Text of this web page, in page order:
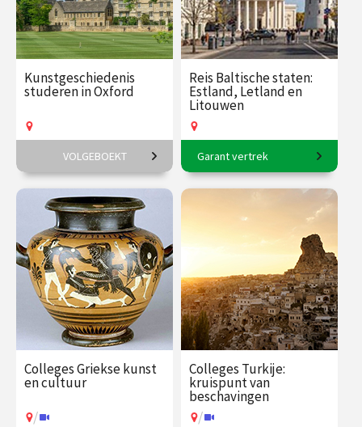
Kunstgeschiedenis
studeren in Oxford
6-daagse reis o.l.v. Frederike
Upmeijer.
€ 1785.00
vanaf 18
aug.
Op locatie
VOLGEBOEKT
Reis Baltische staten:
Estland, Letland en
Litouwen
11-daagse reis o.l.v. Frederik
Erens.
€ 3145.00
vanaf 17
aug.
Garant vertrek
Colleges Griekse kunst
en cultuur
/
Colleges Turkije:
kruispunt van
beschavingen
/